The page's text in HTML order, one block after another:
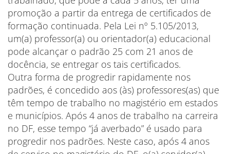
promoção a partir da entrega de certificados de
formação continuada. Pela Lei nº 5.105/2013,
um(a) professor(a) ou orientador(a) educacional
pode alcançar o padrão 25 com 21 anos de
docência, se entregar os tais certificados.
Outra forma de progredir rapidamente nos
padrões, é concedido aos (às) professores(as) que
têm tempo de trabalho no magistério em estados
e municípios. Após 4 anos de trabalho na carreira
no DF, esse tempo “já averbado” é usado para
progredir nos padrões. Neste caso, após 4 anos